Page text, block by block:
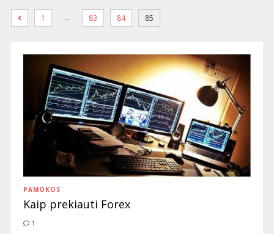
1 … 83 84 85
PAMOKOS
Kaip prekiauti Forex
1